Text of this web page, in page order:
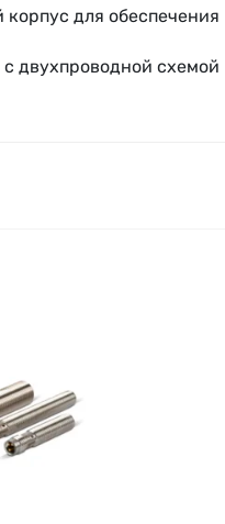
для обеспечения
двухпроводной схемой